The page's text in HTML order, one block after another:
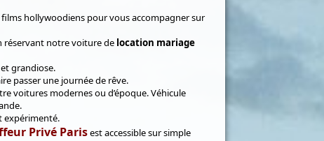
hollywoodiens pour vous accompagner sur
réservant notre voiture de location mariage
grandiose.
passer une journée de rêve.
voitures modernes ou d’époque. Véhicule
expérimenté.
Privé Parisest accessible sur simple